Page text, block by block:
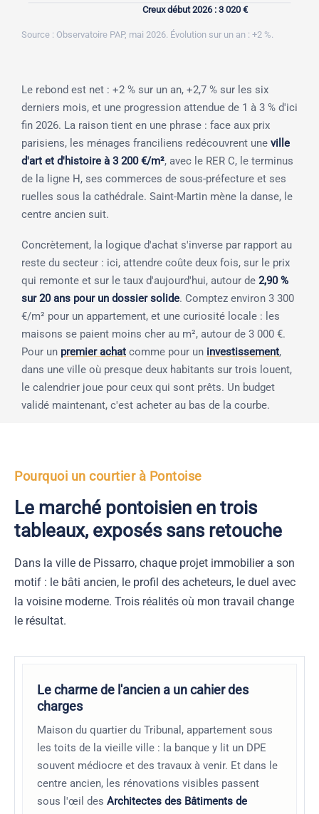
Creux début 2026 : 3 020 €
Source : Observatoire PAP, mai 2026. Évolution sur un an : +2 %.
Le rebond est net : +2 % sur un an, +2,7 % sur les six
derniers mois, et une progression attendue de 1 à 3 % d'ici
fin 2026. La raison tient en une phrase : face aux prix
parisiens, les ménages franciliens redécouvrent une ville
d'art et d'histoire à 3 200 €/m², avec le RER C, le terminus
de la ligne H, ses commerces de sous-préfecture et ses
ruelles sous la cathédrale. Saint-Martin mène la danse, le
centre ancien suit.
Concrètement, la logique d'achat s'inverse par rapport au
reste du secteur : ici, attendre coûte deux fois, sur le prix
qui remonte et sur le taux d'aujourd'hui, autour de 2,90 %
sur 20 ans pour un dossier solide. Comptez environ 3 300
€/m² pour un appartement, et une curiosité locale : les
maisons se paient moins cher au m², autour de 3 000 €.
Pour un premier achat comme pour un investissement,
dans une ville où presque deux habitants sur trois louent,
le calendrier joue pour ceux qui sont prêts. Un budget
validé maintenant, c'est acheter au bas de la courbe.
Pourquoi un courtier à Pontoise
Le marché pontoisien en trois
tableaux, exposés sans retouche
Dans la ville de Pissarro, chaque projet immobilier a son
motif : le bâti ancien, le profil des acheteurs, le duel avec
la voisine moderne. Trois réalités où mon travail change
le résultat.
Le charme de l'ancien a un cahier des
charges
Maison du quartier du Tribunal, appartement sous
les toits de la vieille ville : la banque y lit un DPE
souvent médiocre et des travaux à venir. Et dans le
centre ancien, les rénovations visibles passent
sous l'œil des Architectes des Bâtiments de